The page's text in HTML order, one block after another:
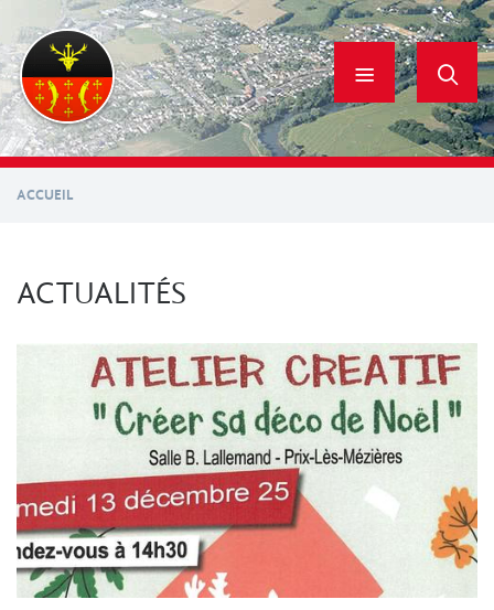
contenu
principal
ACCUEIL
ACTUALITÉS